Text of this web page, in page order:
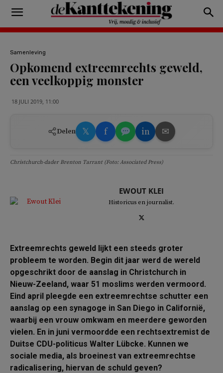
Samenleving
Opkomend extreemrechts geweld,
een veelkoppig monster
18 JULI 2019, 11:00
Delen 𝕏 f in ✉
Christchurch-dader Brenton Tarrant (Foto: Associated Press)
EWOUT KLEI
Historicus en journalist.
Extreemrechts geweld lijkt een steeds groter
probleem te worden. Begin dit jaar werd de wereld
opgeschrikt door de aanslag in Christchurch in
Nieuw-Zeeland, waar 51 moslims werden vermoord.
Eind april pleegde een extreemrechtse schutter een
aanslag op een synagoge in San Diego in Californië,
waarbij een vrouw omkwam en meerdere geworden
vielen. En in juni vermoordde een rechtsextremist de
Duitse CDU-politicus Walter Lübcke. Kunnen we
sociale media, als broeinest van extreemrechtse
radicalisering, hiervan de schuld geven?